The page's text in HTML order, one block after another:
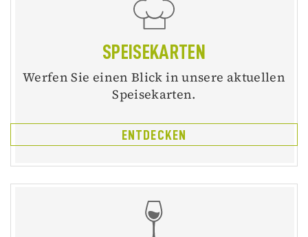
SPEISEKARTEN
Werfen Sie einen Blick in unsere aktuellen
Speisekarten.
ENTDECKEN